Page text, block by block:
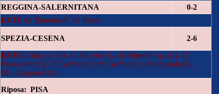
REGGINA-SALERNITANA
0-2
RETI: 42 Tumminelli, 85 Russo
SPEZIA-CESENA 2-6
RETI: 1 Salcedo (S), 15 Salcedo (S), 43 Shpendi rig. (C), 57
Pieraccini (C), 75 Carlini (C), 88 Carlini (C), 90 Shpendi (C),
90+3 Shpendi (C)
Riposa: PISA